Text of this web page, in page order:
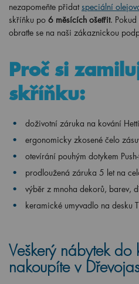
nezapomeňte přidat speciální
skříňku po 6 měsících ošetřit.
obraťte se na naši zákaznickou
Proč si
skříňku:
doživotní záruka na kování
ergonomicky zkosené čelo
otevírání pouhým dotykem
prodloužená záruka 5 let na
výběr z mnoha dekorů, barev,
keramické umyvadlo na desku
Veškerý nábytek do
nakoupíte v